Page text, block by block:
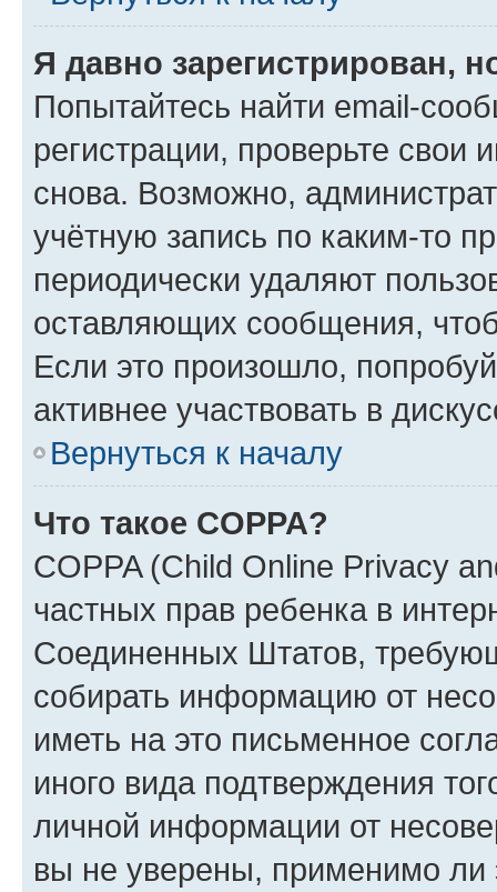
Я давно зарегистрирован,
Попытайтесь найти email-
регистрации, проверьте свои
снова. Возможно,
учётную запись по каким-то
периодически удаляют
оставляющих сообщения,
Если это произошло,
активнее участвовать в
Вернуться к началу
Что такое COPPA?
COPPA (Child Online Privacy
частных прав ребенка в
Соединенных Штатов,
собирать информацию от
иметь на это письменное
иного вида подтверждения
личной информации от
вы не уверены, применимо ли